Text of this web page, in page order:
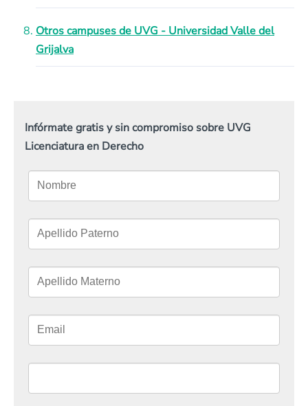
Otros campuses de UVG - Universidad Valle del
Grijalva
Infórmate gratis y sin compromiso sobre UVG
Licenciatura en Derecho